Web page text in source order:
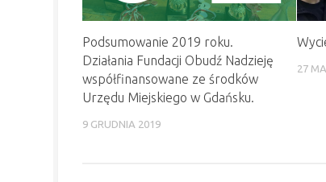
Podsumowanie 2019 roku.
Działania Fundacji Obudź Nadzieję
współfinansowane ze środków
Urzędu Miejskiego w Gdańsku.
9 GRUDNIA 2019
27